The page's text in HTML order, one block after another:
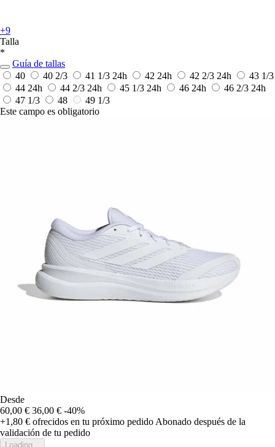
+9
Talla
*
Guía de tallas
40
40 2/3 41 1/3 24h 42 24h 42 2/3 24h
43 1/3
44 24h 44 2/3 24h 45 1/3 24h 46 24h 46 2/3 24h
47 1/3
48
49 1/3
Este campo es obligatorio
Desde
60,00 € 36,00 € -40%
+1,80 € ofrecidos en tu próximo pedido Abonado después de la
validación de tu pedido
Loading...